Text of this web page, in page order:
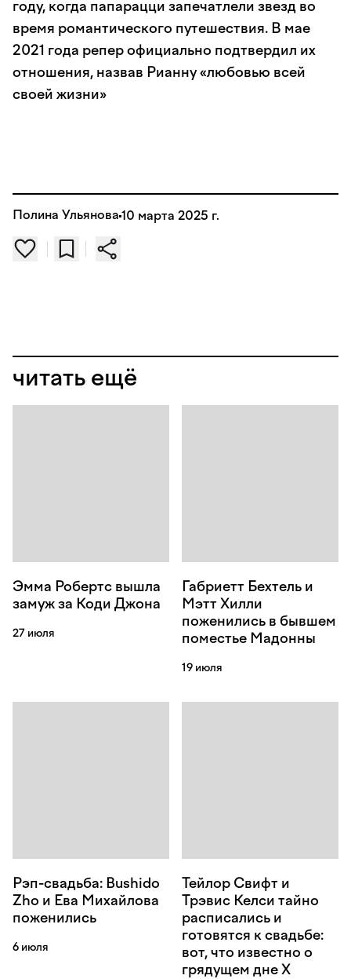
году, когда папарацци запечатлели звезд во
время романтического путешествия. В мае
2021 года репер официально подтвердил их
отношения, назвав Рианну «любовью всей
своей жизни»
Полина Ульянова 10 марта 2025 г.
читать ещё
Эмма Робертс вышла
замуж за Коди Джона
27 июля
Габриетт Бехтель и
Мэтт Хилли
поженились в бывшем
поместье Мадонны
19 июля
Рэп-свадьба: Bushido
Zho и Ева Михайлова
поженились
6 июля
Тейлор Свифт и
Трэвис Келси тайно
расписались и
готовятся к свадьбе:
вот, что известно о
грядущем дне Х